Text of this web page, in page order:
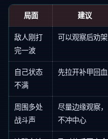
局面 建议
敌人刚打
完一波
可以观察后劝架
自己状态
不满
先拉开补甲回血
周围多处
战斗声
尽量边缘观察，
不冲中心